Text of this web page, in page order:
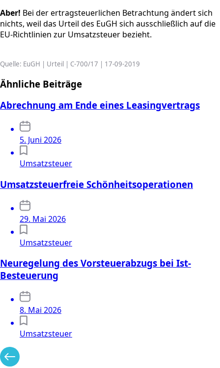
Aber! Bei der ertragsteuerlichen Betrachtung ändert sich
nichts, weil das Urteil des EuGH sich ausschließlich auf die
EU-Richtlinien zur Umsatzsteuer bezieht.
Quelle: EuGH | Urteil | C-700/17 | 17-09-2019
Ähnliche Beiträge
Abrechnung am Ende eines Leasingvertrags
5. Juni 2026
Umsatzsteuer
Umsatzsteuerfreie Schönheitsoperationen
29. Mai 2026
Umsatzsteuer
Neuregelung des Vorsteuerabzugs bei Ist-
Besteuerung
8. Mai 2026
Umsatzsteuer